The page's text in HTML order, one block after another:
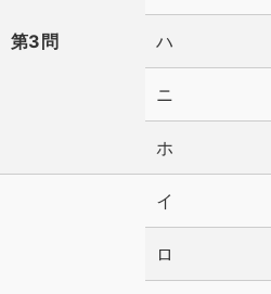
第3問 ハ
ニ
ホ
イ
ロ